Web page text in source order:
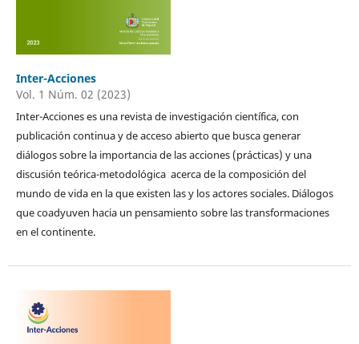
Inter-Acciones
Vol. 1 Núm. 02 (2023)
Inter-Acciones es una revista de investigación científica, con
publicación continua y de acceso abierto que busca generar
diálogos sobre la importancia de las acciones (prácticas) y una
discusión teórica-metodológica acerca de la composición del
mundo de vida en la que existen las y los actores sociales. Diálogos
que coadyuven hacia un pensamiento sobre las transformaciones
en el continente.